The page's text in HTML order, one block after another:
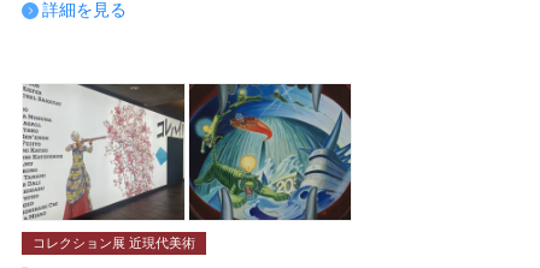
詳細を見る
コレクション展 近現代美術